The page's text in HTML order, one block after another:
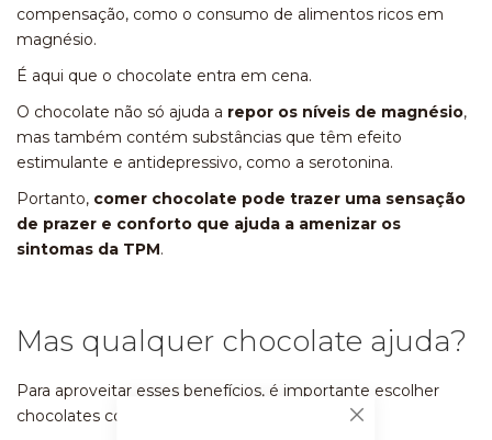
Fechar
compensação, como o consumo de alimentos ricos em
magnésio.
É aqui que o chocolate entra em cena.
O chocolate não só ajuda a repor os níveis de magnésio,
mas também contém substâncias que têm efeito
estimulante e antidepressivo, como a serotonina.
Portanto, comer chocolate pode trazer uma sensação
de prazer e conforto que ajuda a amenizar os
sintomas da TPM.
Mas qualquer chocolate ajuda?
Para aproveitar esses benefícios, é importante escolher
chocolates com pelo menos 70% de cacau.